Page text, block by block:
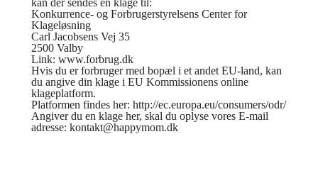
kan der sendes en klage til:
Konkurrence- og Forbrugerstyrelsens Center for
Klageløsning
Carl Jacobsens Vej 35
2500 Valby
Link: www.forbrug.dk
Hvis du er forbruger med bopæl i et andet EU-land, kan
du angive din klage i EU Kommissionens online
klageplatform.
Platformen findes her: http://ec.europa.eu/consumers/odr/
Angiver du en klage her, skal du oplyse vores E-mail
adresse: kontakt@happymom.dk